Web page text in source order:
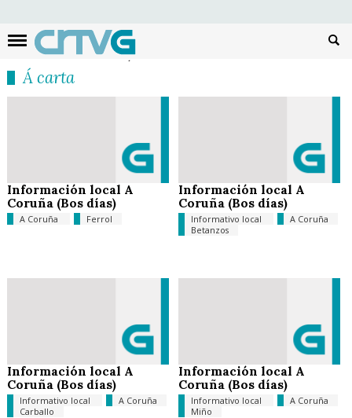
Á carta
Información local A
Coruña (Bos días)
A Coruña Ferrol
Información local A
Coruña (Bos días)
Informativo local
A Coruña
Betanzos
Información local A
Coruña (Bos días)
Informativo local
A Coruña
Carballo
Información local A
Coruña (Bos días)
Informativo local
A Coruña
Miño